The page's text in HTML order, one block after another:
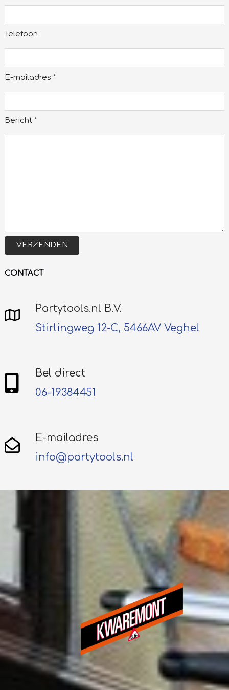
Telefoon
E-mailadres *
Bericht *
VERZENDEN
CONTACT
Partytools.nl B.V.
Stirlingweg 12-C, 5466AV Veghel
Bel direct
06-19384451
E-mailadres
info@partytools.nl